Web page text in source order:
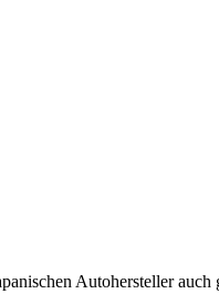
Autohersteller auch